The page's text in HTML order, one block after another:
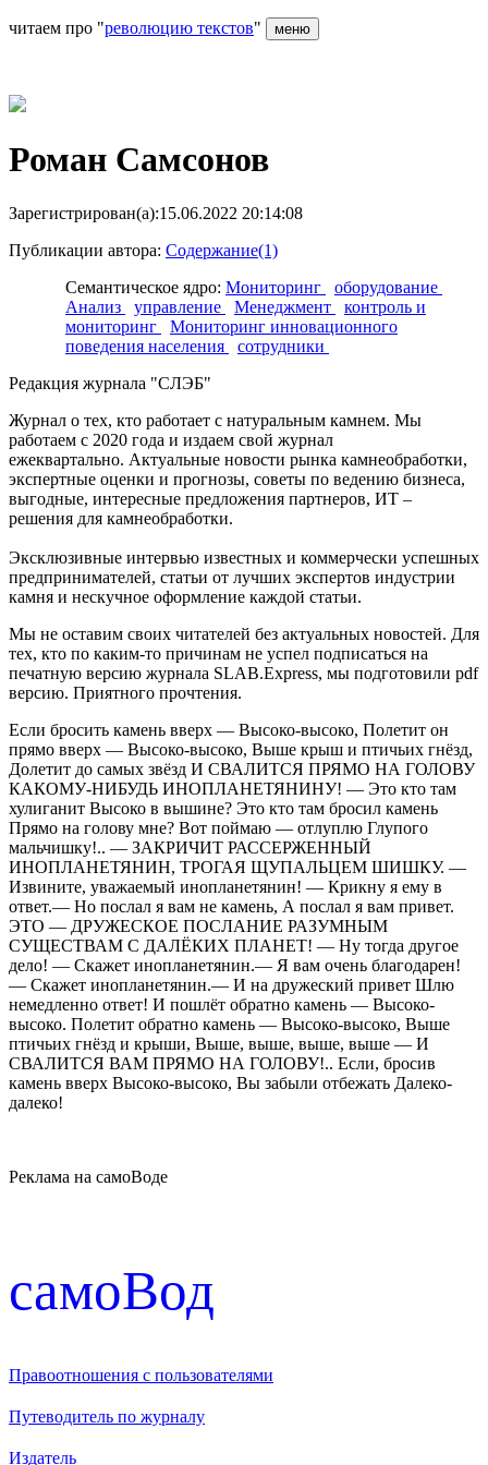
читаем про "революцию текстов" меню
Роман Самсонов
Зарегистрирован(а):15.06.2022 20:14:08
Публикации автора: Содержание(1)
Семантическое ядро: Мониторинг
оборудование
Анализ
управление Менеджмент
контроль и
мониторинг
Мониторинг инновационного
поведения населения
сотрудники
Редакция журнала "СЛЭБ"
Журнал о тех, кто работает с натуральным камнем. Мы
работаем с 2020 года и издаем свой журнал
ежеквартально. Актуальные новости рынка камнеобработки,
экспертные оценки и прогнозы, советы по ведению бизнеса,
выгодные, интересные предложения партнеров, ИТ –
решения для камнеобработки.
Эксклюзивные интервью известных и коммерчески успешных
предпринимателей, статьи от лучших экспертов индустрии
камня и нескучное оформление каждой статьи.
Мы не оставим своих читателей без актуальных новостей. Для
тех, кто по каким-то причинам не успел подписаться на
печатную версию журнала SLAB.Express, мы подготовили pdf
версию. Приятного прочтения.
Если бросить камень вверх — Высоко-высоко, Полетит он
прямо вверх — Высоко-высоко, Выше крыш и птичьих гнёзд,
Долетит до самых звёзд И СВАЛИТСЯ ПРЯМО НА ГОЛОВУ
КАКОМУ-НИБУДЬ ИНОПЛАНЕТЯНИНУ! — Это кто там
хулиганит Высоко в вышине? Это кто там бросил камень
Прямо на голову мне? Вот поймаю — отлуплю Глупого
мальчишку!.. — ЗАКРИЧИТ РАССЕРЖЕННЫЙ
ИНОПЛАНЕТЯНИН, ТРОГАЯ ЩУПАЛЬЦЕМ ШИШКУ. —
Извините, уважаемый инопланетянин! — Крикну я ему в
ответ.— Но послал я вам не камень, А послал я вам привет.
ЭТО — ДРУЖЕСКОЕ ПОСЛАНИЕ РАЗУМНЫМ
СУЩЕСТВАМ С ДАЛЁКИХ ПЛАНЕТ! — Ну тогда другое
дело! — Скажет инопланетянин.— Я вам очень благодарен!
— Скажет инопланетянин.— И на дружеский привет Шлю
немедленно ответ! И пошлёт обратно камень — Высоко-
высоко. Полетит обратно камень — Высоко-высоко, Выше
птичьих гнёзд и крыши, Выше, выше, выше, выше — И
СВАЛИТСЯ ВАМ ПРЯМО НА ГОЛОВУ!.. Если, бросив
камень вверх Высоко-высоко, Вы забыли отбежать Далеко-
далеко!
Реклама на самоВоде
cамоВод
Правоотношения с пользователями
Путеводитель по журналу
Издатель